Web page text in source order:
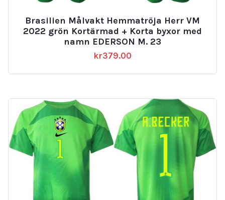
Brasilien Målvakt Hemmatröja Herr VM
2022 grön Kortärmad + Korta byxor med
namn EDERSON M. 23
kr379.00